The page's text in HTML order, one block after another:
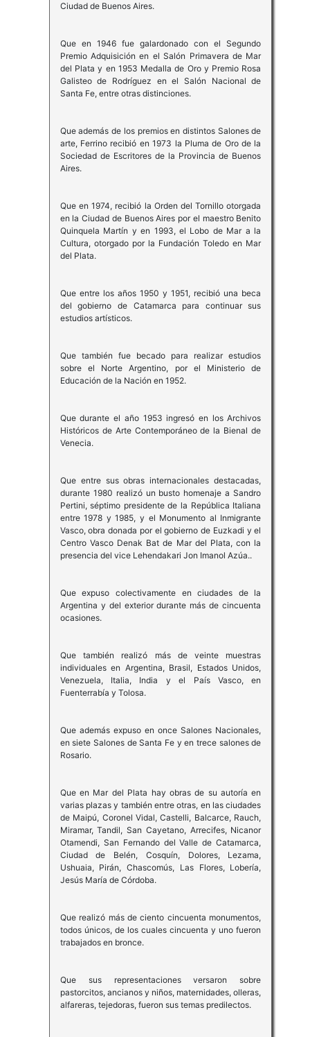
Ciudad de Buenos Aires.
Que en 1946 fue galardonado con el Segundo
Premio Adquisición en el Salón Primavera de Mar
del Plata y en 1953 Medalla de Oro y Premio Rosa
Galisteo de Rodríguez en el Salón Nacional de
Santa Fe, entre otras distinciones.
Que además de los premios en distintos Salones de
arte, Ferrino recibió en 1973 la Pluma de Oro de la
Sociedad de Escritores de la Provincia de Buenos
Aires.
Que en 1974, recibió la Orden del Tornillo otorgada
en la Ciudad de Buenos Aires por el maestro Benito
Quinquela Martín y en 1993, el Lobo de Mar a la
Cultura, otorgado por la Fundación Toledo en Mar
del Plata.
Que entre los años 1950 y 1951, recibió una beca
del gobierno de Catamarca para continuar sus
estudios artísticos.
Que también fue becado para realizar estudios
sobre el Norte Argentino, por el Ministerio de
Educación de la Nación en 1952.
Que durante el año 1953 ingresó en los Archivos
Históricos de Arte Contemporáneo de la Bienal de
Venecia.
Que entre sus obras internacionales destacadas,
durante 1980 realizó un busto homenaje a Sandro
Pertini, séptimo presidente de la República Italiana
entre 1978 y 1985, y el Monumento al Inmigrante
Vasco, obra donada por el gobierno de Euzkadi y el
Centro Vasco Denak Bat de Mar del Plata, con la
presencia del vice Lehendakari Jon Imanol Azúa..
Que expuso colectivamente en ciudades de la
Argentina y del exterior durante más de cincuenta
ocasiones.
Que también realizó más de veinte muestras
individuales en Argentina, Brasil, Estados Unidos,
Venezuela, Italia, India y el País Vasco, en
Fuenterrabía y Tolosa.
Que además expuso en once Salones Nacionales,
en siete Salones de Santa Fe y en trece salones de
Rosario.
Que en Mar del Plata hay obras de su autoría en
varias plazas y también entre otras, en las ciudades
de Maipú, Coronel Vidal, Castelli, Balcarce, Rauch,
Miramar, Tandil, San Cayetano, Arrecifes, Nicanor
Otamendi, San Fernando del Valle de Catamarca,
Ciudad de Belén, Cosquín, Dolores, Lezama,
Ushuaia, Pirán, Chascomús, Las Flores, Lobería,
Jesús María de Córdoba.
Que realizó más de ciento cincuenta monumentos,
todos únicos, de los cuales cincuenta y uno fueron
trabajados en bronce.
Que sus representaciones versaron sobre
pastorcitos, ancianos y niños, maternidades, olleras,
alfareras, tejedoras, fueron sus temas predilectos.